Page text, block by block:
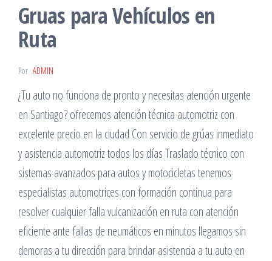
Gruas para Vehículos en
Ruta
Por ADMIN
¿Tu auto no funciona de pronto y necesitas atención urgente
en Santiago? ofrecemos atención técnica automotriz con
excelente precio en la ciudad Con servicio de grúas inmediato
y asistencia automotriz todos los días Traslado técnico con
sistemas avanzados para autos y motocicletas tenemos
especialistas automotrices con formación continua para
resolver cualquier falla vulcanización en ruta con atención
eficiente ante fallas de neumáticos en minutos llegamos sin
demoras a tu dirección para brindar asistencia a tu auto en